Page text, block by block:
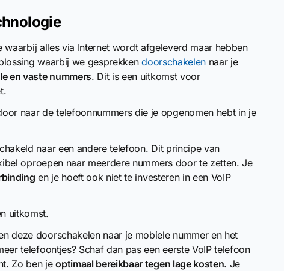
waarbij alles via Internet wordt afgeleverd maar hebben
waarbij we gesprekkendoorschakelen naar je
en vaste nummers. Dit is een uitkomst voor
naar de telefoonnummers die je opgenomen hebt in je
naar een andere telefoon. Dit principe van
oproepen naar meerdere nummers door te zetten. Je
en je hoeft ook niet te investeren in een VoIP
uitkomst.
deze doorschakelen naar je mobiele nummer en het
telefoontjes? Schaf dan pas een eerste VoIP telefoon
Zo ben jeoptimaal bereikbaar tegen lage kosten. Je